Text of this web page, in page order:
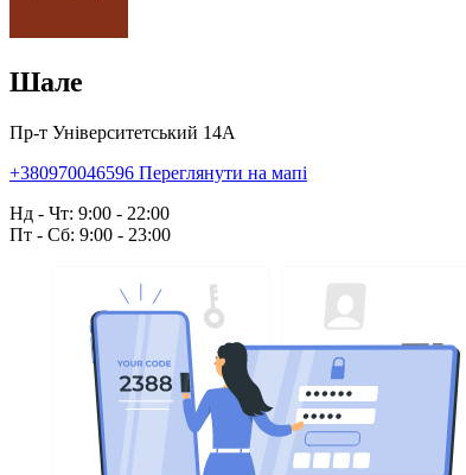
Шале
Пр-т Університетський 14А
+380970046596 Переглянути на мапі
Нд - Чт: 9:00 - 22:00
Пт - Сб: 9:00 - 23:00